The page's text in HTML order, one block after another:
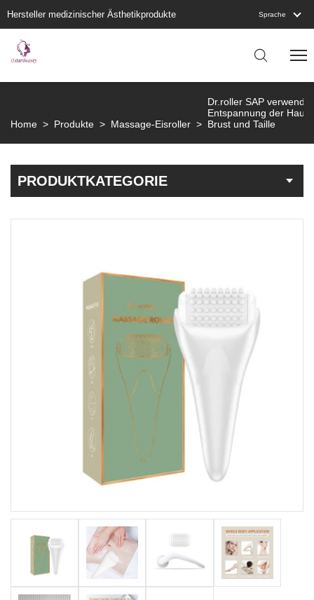
Hersteller medizinischer Ästhetikprodukte Sprache
Home > Produkte > Massage-Eisroller >
Dr.roller SAP
Entspannung der Haut
Brust und Taille
PRODUKTKATEGORIE